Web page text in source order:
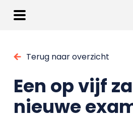
Terug naar overzicht
Een op vijf
nieuwe